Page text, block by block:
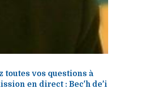
toutes vos questions à
en direct : Bec'h de'i